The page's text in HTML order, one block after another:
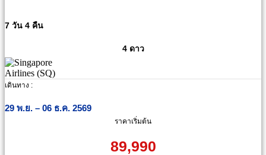
7 วัน 4 คืน
4 ดาว
เดินทาง :
29 พ.ย. – 06 ธ.ค. 2569
ราคาเริ่มต้น
89,990